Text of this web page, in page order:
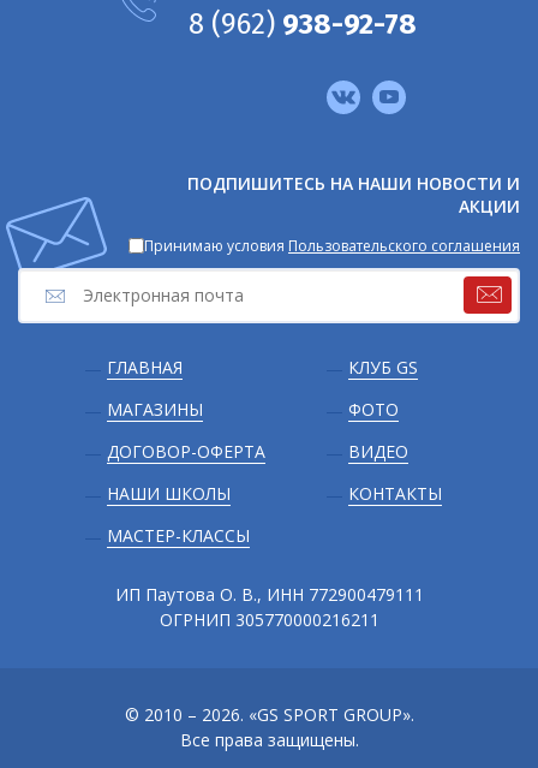
Подвал
ГЛАВНАЯ
МАГАЗИНЫ
ДОГОВОР-ОФЕРТА
НАШИ ШКОЛЫ
МАСТЕР-КЛАССЫ
КЛУБ GS
ФОТО
ВИДЕО
КОНТАКТЫ
ПОДПИШИТЕСЬ НА НАШИ НОВОСТИ И
АКЦИИ
Принимаю условия Пользовательского соглашения
8 (962) 938-92-78
ИП Паутова О. В., ИНН 772900479111
ОГРНИП 305770000216211
© 2010 – 2026. «GS SPORT GROUP».
Все права защищены.